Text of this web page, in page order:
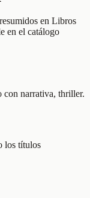
en Libros
en el catálogo
con narrativa, thriller.
los títulos